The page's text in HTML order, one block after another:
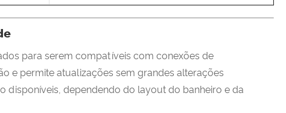
para serem compatíveis com conexões de
e permite atualizações sem grandes alterações
disponíveis, dependendo do layout do banheiro e da